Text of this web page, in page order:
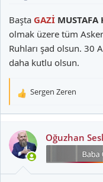
Başta GAZİ MUSTAFA
olmak üzere tüm
Ruhları şad olsun. 30
daha kutlu olsun.
T
k
i
l
Sergen Zeren
Oğuzhan